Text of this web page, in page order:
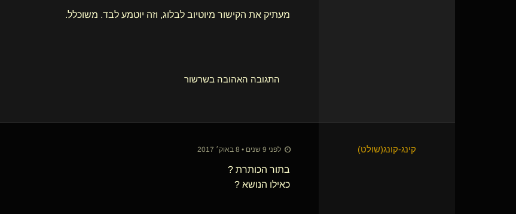
מעתיק את הקישור מיוטיוב לבלוג, וזה יוטמע לבד. משוכלל.
התגובה האהובה בשרשור
קינג-קונג​(שולט) לפני 9 שנים • 8 באוק׳ 2017
בתור הכותרת ?
כאילו הנושא ?